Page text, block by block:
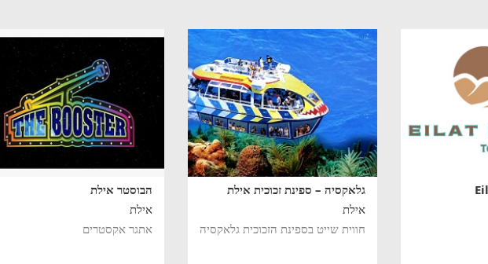
גלאקסיה – ספינת זכוכית אילת
אילת
חווית שייט בספינת הזכוכית גלאקסיה
הבוסטר אילת
אילת
אתגר אקסטרים